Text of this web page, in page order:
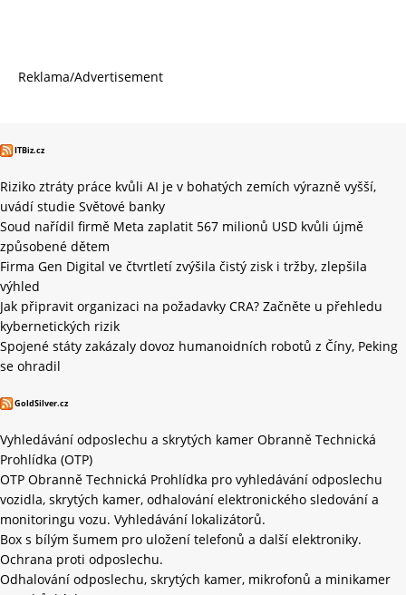
Reklama/Advertisement
ITBiz.cz
Riziko ztráty práce kvůli AI je v bohatých zemích výrazně vyšší,
uvádí studie Světové banky
Soud nařídil firmě Meta zaplatit 567 milionů USD kvůli újmě
způsobené dětem
Firma Gen Digital ve čtvrtletí zvýšila čistý zisk i tržby, zlepšila
výhled
Jak připravit organizaci na požadavky CRA? Začněte u přehledu
kybernetických rizik
Spojené státy zakázaly dovoz humanoidních robotů z Číny, Peking
se ohradil
GoldSilver.cz
Vyhledávání odposlechu a skrytých kamer Obranně Technická
Prohlídka (OTP)
OTP Obranně Technická Prohlídka pro vyhledávání odposlechu
vozidla, skrytých kamer, odhalování elektronického sledování a
monitoringu vozu. Vyhledávání lokalizátorů.
Box s bílým šumem pro uložení telefonů a další elektroniky.
Ochrana proti odposlechu.
Odhalování odposlechu, skrytých kamer, mikrofonů a minikamer